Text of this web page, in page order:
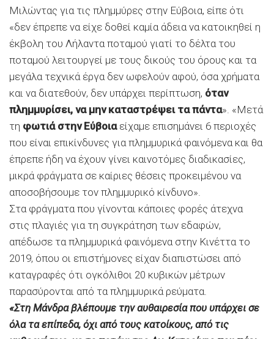
Μιλώντας για τις πλημμύρες στην Εύβοια, είπε ότι
«δεν έπρεπε να είχε δοθεί καμία άδεια να κατοικηθεί η
έκβολη του Λήλαντα ποταμού γιατί το δέλτα του
ποταμού λειτουργεί με τους δικούς του όρους και τα
μεγάλα τεχνικά έργα δεν ωφελούν αφού, όσα χρήματα
και να διατεθούν, δεν υπάρχει περίπτωση, όταν
πλημμυρίσει, να μην καταστρέψει τα πάντα». «Μετά
τη φωτιά στην Εύβοιαείχαμε επισημάνει 6 περιοχές
που είναι επικίνδυνες για πλημμυρικά φαινόμενα και θα
έπρεπε ήδη να έχουν γίνει καινοτόμες διαδικασίες,
μικρά φράγματα σε καίριες θέσεις προκειμένου να
αποσοβήσουμε τον πλημμυρικό κίνδυνο».
Στα φράγματα που γίνονται κάποιες φορές άτεχνα
στις πλαγιές για τη συγκράτηση των εδαφών,
απέδωσε τα πλημμυρικά φαινόμενα στην Κινέττα το
2019, όπου οι επιστήμονες είχαν διαπιστώσει από
καταγραφές ότι ογκόλιθοι 20 κυβικών μέτρων
παρασύρονται από τα πλημμυρικά ρεύματα.
«Στη Μάνδρα βλέπουμε την αυθαιρεσία που υπάρχει σε
όλα τα επίπεδα, όχι από τους κατοίκους, από τις